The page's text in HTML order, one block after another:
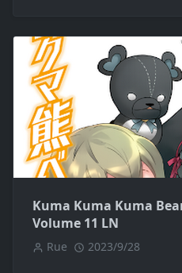
Kuma Kuma Kuma
Volume 11 LN
Rue 2023/9/28